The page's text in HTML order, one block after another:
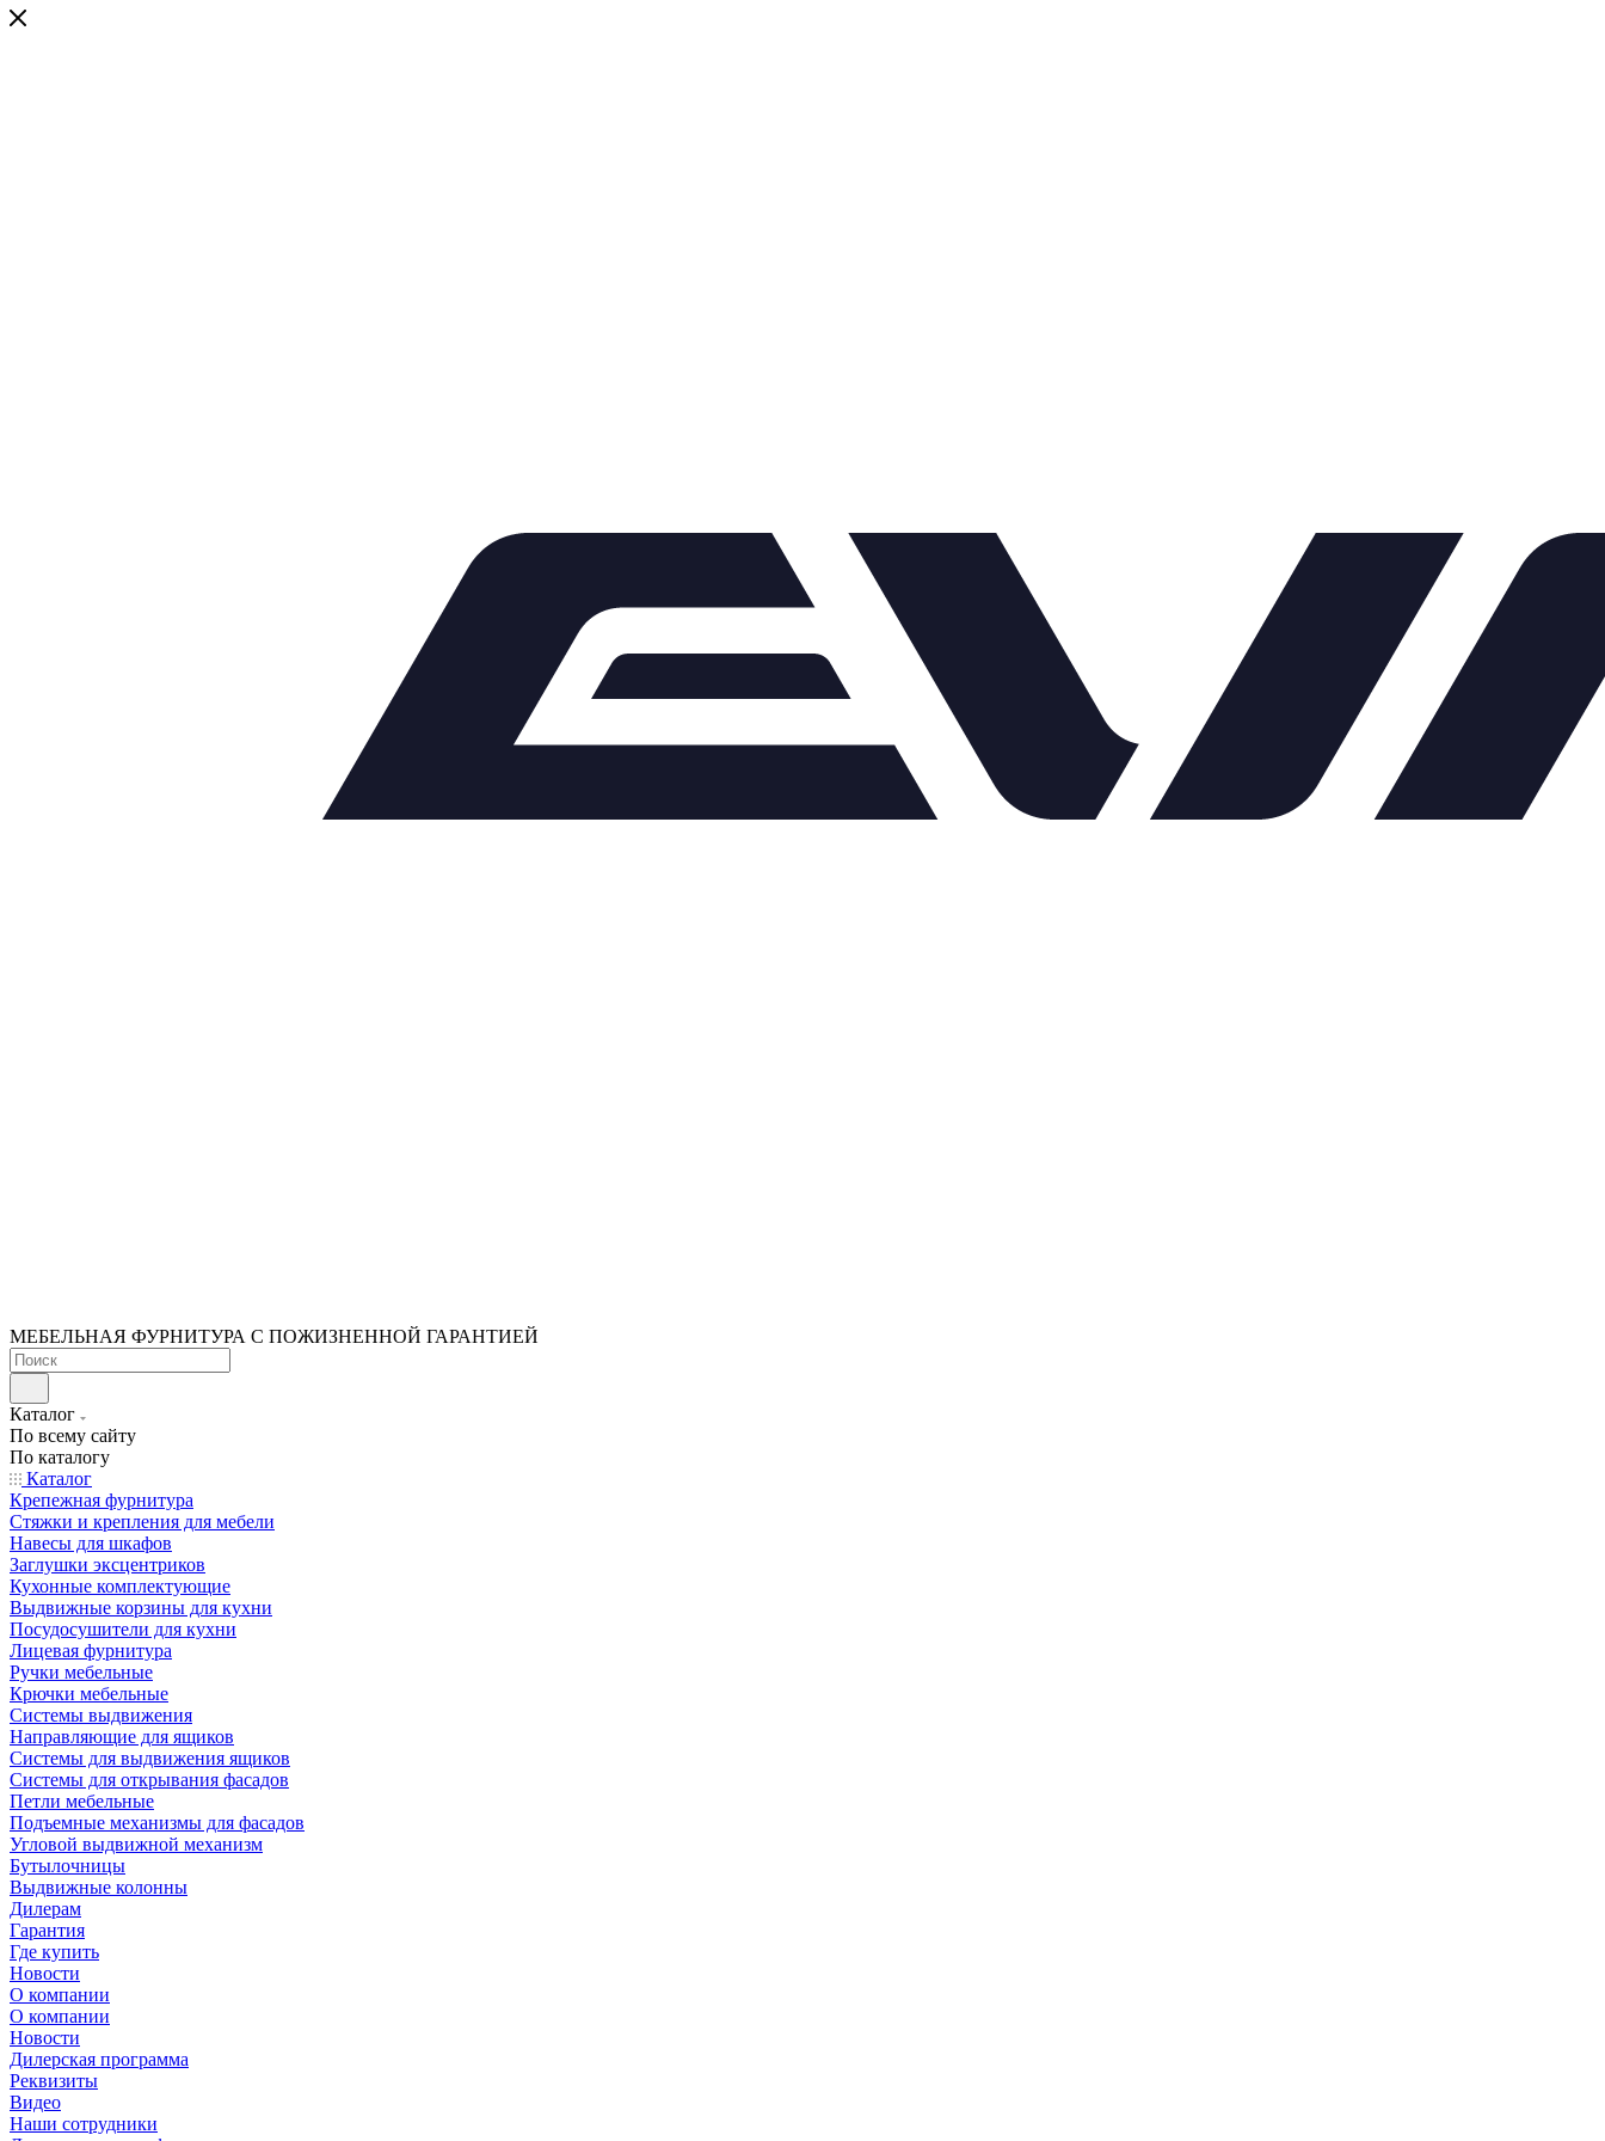
МЕБЕЛЬНАЯ ФУРНИТУРА С ПОЖИЗНЕННОЙ ГАРАНТИЕЙ
Каталог
По всему сайту
По каталогу
Каталог
Крепежная фурнитура
Стяжки и крепления для мебели
Навесы для шкафов
Заглушки эксцентриков
Кухонные комплектующие
Выдвижные корзины для кухни
Посудосушители для кухни
Лицевая фурнитура
Ручки мебельные
Крючки мебельные
Системы выдвижения
Направляющие для ящиков
Системы для выдвижения ящиков
Системы для открывания фасадов
Петли мебельные
Подъемные механизмы для фасадов
Угловой выдвижной механизм
Бутылочницы
Выдвижные колонны
Дилерам
Гарантия
Где купить
Новости
О компании
О компании
Новости
Дилерская программа
Реквизиты
Видео
Наши сотрудники